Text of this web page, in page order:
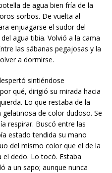
de agua bien fría de la
sorbos. De vuelta al
enjuagarse el sudor del
agua tibia. Volvió a la cama
las sábanas pegajosas y la
a dormirse.
sintiéndose
qué, dirigió su mirada hacia
Lo que restaba de la
de color dudoso. Se
respirar. Buscó entre las
estado tendida su mano
del mismo color que el de la
dedo. Lo tocó. Estaba
a un sapo; aunque nunca